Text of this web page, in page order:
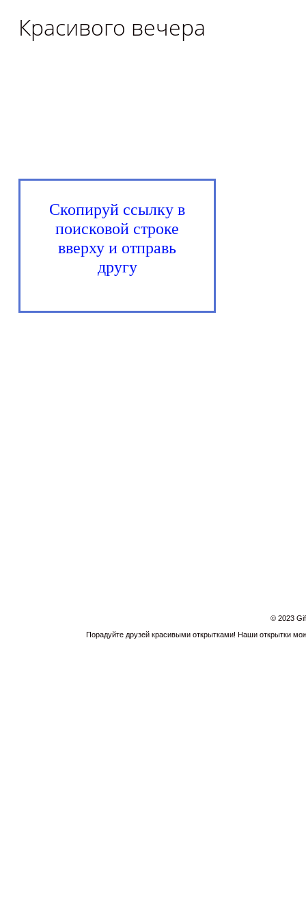
Красивого вечера
Скопируй ссылку в
поисковой строке
вверху и отправь
другу
© 2023
Порадуйте друзей красивыми открытками! Наши открытки